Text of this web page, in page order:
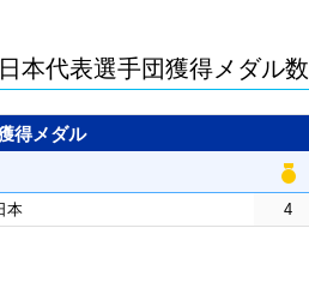
日本代表選手団獲得メダル数